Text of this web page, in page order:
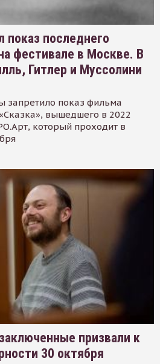
показ последнего
фестивале в Москве. В
Гитлер и Муссолини
запретило показ фильма
вышедшего в 2022
который проходит в
призвали к
30 октября